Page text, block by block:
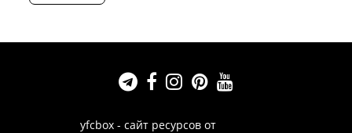
yfcbox - сайт ресурсов от